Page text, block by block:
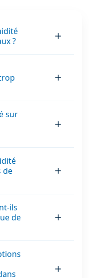
?
sur
de
ils
de